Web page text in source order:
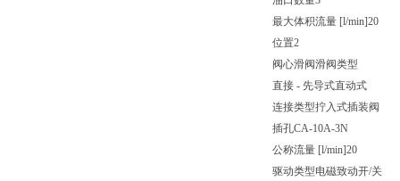
最大体积流量 [l/min]20
位置2
阀心滑阀滑阀类型
直接 - 先导式直动式
连接类型拧入式插装阀
插孔CA-10A-3N
公称流量 [l/min]20
驱动类型电磁致动开/关